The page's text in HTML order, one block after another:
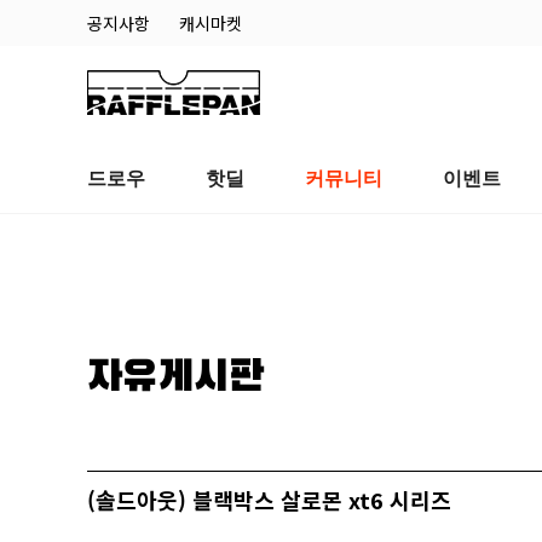
공지사항 캐시마켓
드로우 핫딜 커뮤니티 이벤트
자유게시판
(솔드아웃) 블랙박스 살로몬 xt6 시리즈